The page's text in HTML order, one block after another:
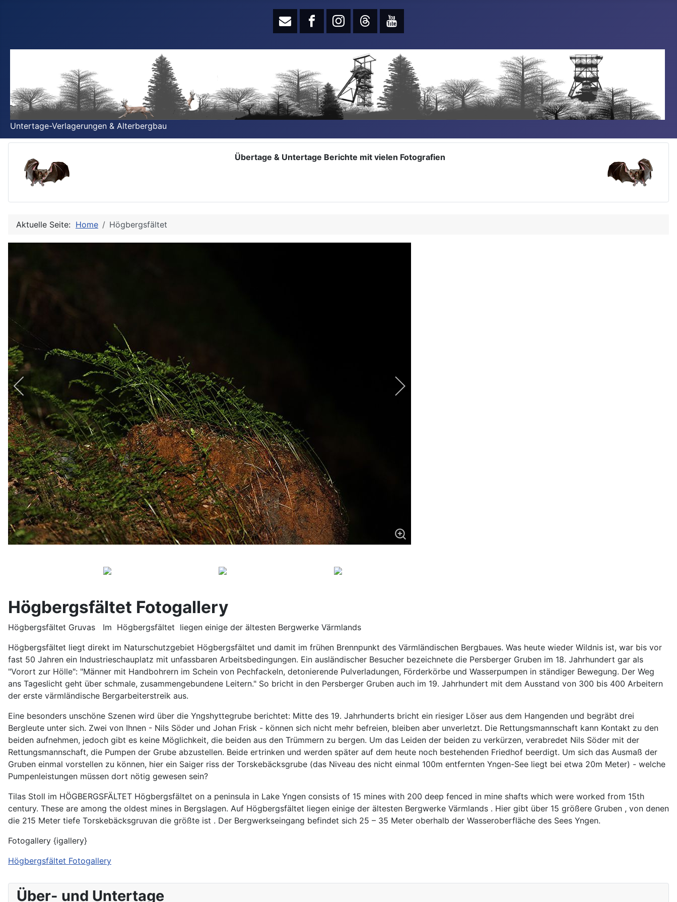
Untertage-Verlagerungen & Alterbergbau
Übertage & Untertage Berichte mit vielen Fotografien
Aktuelle Seite: Home Högbergsfältet
Högbergsfältet Fotogallery
Högbergsfältet Gruvas Im Högbergsfältet liegen einige der ältesten Bergwerke Värmlands
Högbergsfältet liegt direkt im Naturschutzgebiet Högbergsfältet und damit im frühen Brennpunkt des Värmländischen Bergbaues. Was heute wieder Wildnis ist, war bis vor
fast 50 Jahren ein Industrieschauplatz mit unfassbaren Arbeitsbedingungen. Ein ausländischer Besucher bezeichnete die Persberger Gruben im 18. Jahrhundert gar als
"Vorort zur Hölle": "Männer mit Handbohrern im Schein von Pechfackeln, detonierende Pulverladungen, Förderkörbe und Wasserpumpen in ständiger Bewegung. Der Weg
ans Tageslicht geht über schmale, zusammengebundene Leitern." So bricht in den Persberger Gruben auch im 19. Jahrhundert mit dem Ausstand von 300 bis 400 Arbeitern
der erste värmländische Bergarbeiterstreik aus.
Eine besonders unschöne Szenen wird über die Yngshyttegrube berichtet: Mitte des 19. Jahrhunderts bricht ein riesiger Löser aus dem Hangenden und begräbt drei
Bergleute unter sich. Zwei von Ihnen - Nils Söder und Johan Frisk - können sich nicht mehr befreien, bleiben aber unverletzt. Die Rettungsmannschaft kann Kontakt zu den
beiden aufnehmen, jedoch gibt es keine Möglichkeit, die beiden aus den Trümmern zu bergen. Um das Leiden der beiden zu verkürzen, verabredet Nils Söder mit der
Rettungsmannschaft, die Pumpen der Grube abzustellen. Beide ertrinken und werden später auf dem heute noch bestehenden Friedhof beerdigt. Um sich das Ausmaß der
Gruben einmal vorstellen zu können, hier ein Saiger riss der Torskebäcksgrube (das Niveau des nicht einmal 100m entfernten Yngen-See liegt bei etwa 20m Meter) - welche
Pumpenleistungen müssen dort nötig gewesen sein?
Tilas Stoll im HÖGBERGSFÄLTET Högbergsfältet on a peninsula in Lake Yngen consists of 15 mines with 200 deep fenced in mine shafts which were worked from 15th
century. These are among the oldest mines in Bergslagen. Auf Högbergsfältet liegen einige der ältesten Bergwerke Värmlands . Hier gibt über 15 größere Gruben , von denen
die 215 Meter tiefe Torskebäcksgruvan die größte ist . Der Bergwerkseingang befindet sich 25 – 35 Meter oberhalb der Wasseroberfläche des Sees Yngen.
Fotogallery {igallery}
Högbergsfältet Fotogallery
Über- und Untertage